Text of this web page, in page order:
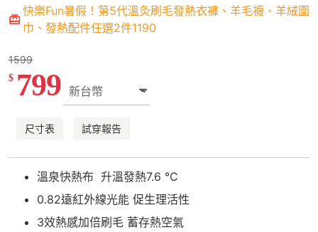
快樂Fun暑假！第5代溫灸刷毛發熱衣褲、羊毛襪、羊絨圍
巾、發熱配件任選2件1190
1599
$ 799
尺寸表 試穿報告
溫泉快熱布 升溫發熱7.6 °C
0.82遠紅外線光能 促生理活性
3效熱感加倍刷毛 蓄存熱空氣